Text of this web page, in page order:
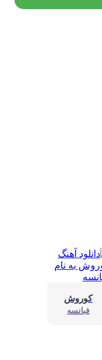
کوروش
فیانسه